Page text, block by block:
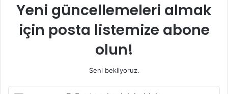
Yeni güncellemeleri almak
için posta listemize abone
olun!
Seni bekliyoruz.